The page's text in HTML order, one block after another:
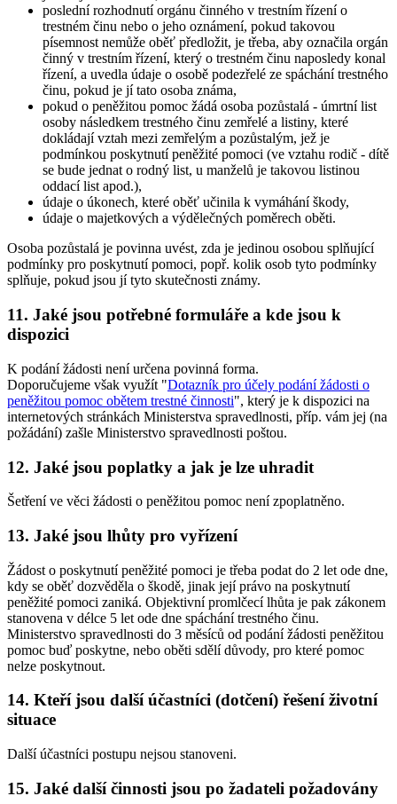
poslední rozhodnutí orgánu činného v trestním řízení o
trestném činu nebo o jeho oznámení, pokud takovou
písemnost nemůže oběť předložit, je třeba, aby označila orgán
činný v trestním řízení, který o trestném činu naposledy konal
řízení, a uvedla údaje o osobě podezřelé ze spáchání trestného
činu, pokud je jí tato osoba známa,
pokud o peněžitou pomoc žádá osoba pozůstalá - úmrtní list
osoby následkem trestného činu zemřelé a listiny, které
dokládají vztah mezi zemřelým a pozůstalým, jež je
podmínkou poskytnutí peněžité pomoci (ve vztahu rodič - dítě
se bude jednat o rodný list, u manželů je takovou listinou
oddací list apod.),
údaje o úkonech, které oběť učinila k vymáhání škody,
údaje o majetkových a výdělečných poměrech oběti.
Osoba pozůstalá je povinna uvést, zda je jedinou osobou splňující
podmínky pro poskytnutí pomoci, popř. kolik osob tyto podmínky
splňuje, pokud jsou jí tyto skutečnosti známy.
11. Jaké jsou potřebné formuláře a kde jsou k
dispozici
K podání žádosti není určena povinná forma.
Doporučujeme však využít "Dotazník pro účely podání žádosti o
peněžitou pomoc obětem trestné činnosti", který je k dispozici na
internetových stránkách Ministerstva spravedlnosti, příp. vám jej (na
požádání) zašle Ministerstvo spravedlnosti poštou.
12. Jaké jsou poplatky a jak je lze uhradit
Šetření ve věci žádosti o peněžitou pomoc není zpoplatněno.
13. Jaké jsou lhůty pro vyřízení
Žádost o poskytnutí peněžité pomoci je třeba podat do 2 let ode dne,
kdy se oběť dozvěděla o škodě, jinak její právo na poskytnutí
peněžité pomoci zaniká. Objektivní promlčecí lhůta je pak zákonem
stanovena v délce 5 let ode dne spáchání trestného činu.
Ministerstvo spravedlnosti do 3 měsíců od podání žádosti peněžitou
pomoc buď poskytne, nebo oběti sdělí důvody, pro které pomoc
nelze poskytnout.
14. Kteří jsou další účastníci (dotčení) řešení životní
situace
Další účastníci postupu nejsou stanoveni.
15. Jaké další činnosti jsou po žadateli požadovány